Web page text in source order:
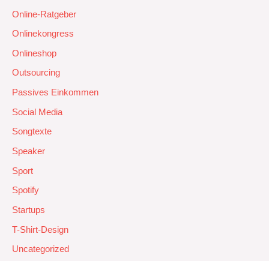
Online-Ratgeber
Onlinekongress
Onlineshop
Outsourcing
Passives Einkommen
Social Media
Songtexte
Speaker
Sport
Spotify
Startups
T-Shirt-Design
Uncategorized